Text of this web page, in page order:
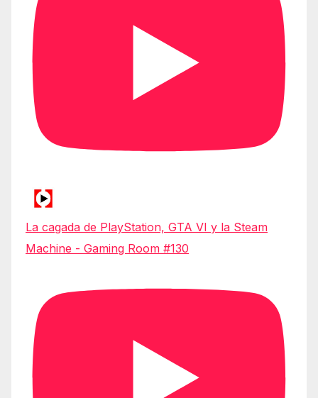
La cagada de PlayStation, GTA VI y la Steam
Machine - Gaming Room #130